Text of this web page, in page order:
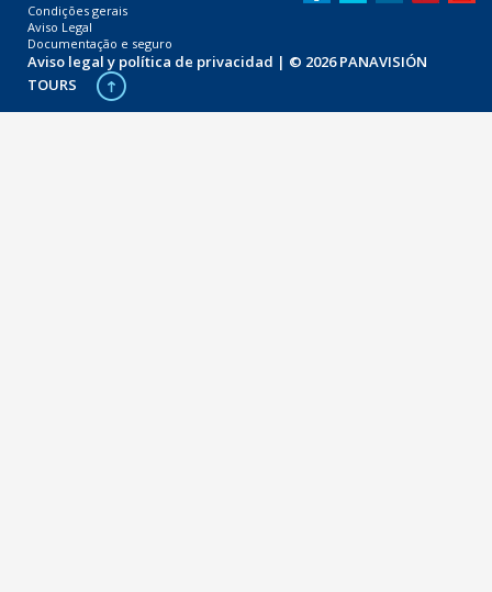
Condições gerais
Aviso Legal
Documentação e seguro
Aviso legal y política de privacidad | © 2026 PANAVISIÓN
TOURS